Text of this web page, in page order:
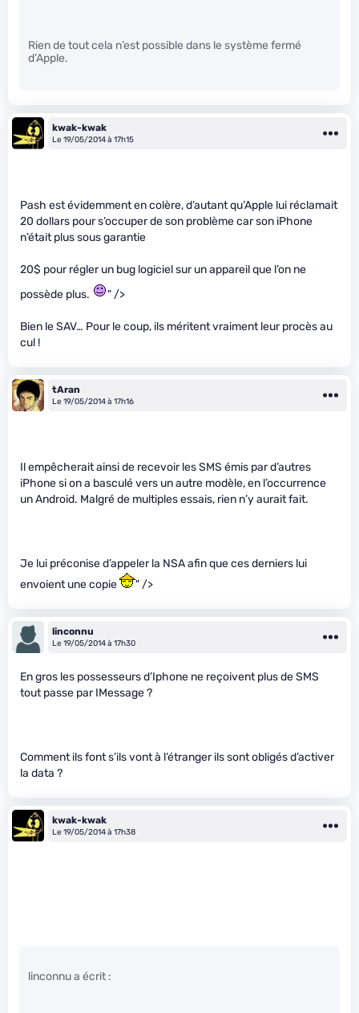
Rien de tout cela n’est possible dans le système fermé
d’Apple.
kwak-kwak
Le 19/05/2014 à 17h15
Pash est évidemment en colère, d’autant qu’Apple lui réclamait
20 dollars pour s’occuper de son problème car son iPhone
n’était plus sous garantie
20$ pour régler un bug logiciel sur un appareil que l’on ne
possède plus.
" />
Bien le SAV… Pour le coup, ils méritent vraiment leur procès au
cul !
tAran
Le 19/05/2014 à 17h16
Il empêcherait ainsi de recevoir les SMS émis par d’autres
iPhone si on a basculé vers un autre modèle, en l’occurrence
un Android. Malgré de multiples essais, rien n’y aurait fait.
Je lui préconise d’appeler la NSA afin que ces derniers lui
envoient une copie
" />
linconnu
Le 19/05/2014 à 17h30
En gros les possesseurs d’Iphone ne reçoivent plus de SMS
tout passe par IMessage ?
Comment ils font s’ils vont à l’étranger ils sont obligés d’activer
la data ?
kwak-kwak
Le 19/05/2014 à 17h38
linconnu a écrit :